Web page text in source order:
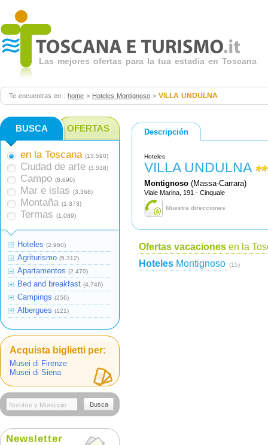
Las mejores ofertas para la tua estadia en Toscana
Te encuentras en : home > Hoteles Montignoso > VILLA UNDULNA
Descripción
Hoteles
VILLA UNDULNA
Montignoso (Massa-Carrara)
Viale Marina, 191 - Cinquale
Muestra direcciones
Ofertas vacaciones en la
Hoteles Montignoso (15)
BUSCA OFERTAS
en la Toscana (15.590)
Ciudad de arte (3.538)
Campo (8.690)
Mar e islas (3.368)
Montaña (1.373)
Termas (1.089)
Hoteles (2.960)
Agriturismo (5.312)
Apartamentos (2.470)
Bed and breakfast (4.746)
Campings (256)
Albergues (121)
Acquista biglietti per:
Musei di Firenze
Musei di Siena
Busca
Newsletter